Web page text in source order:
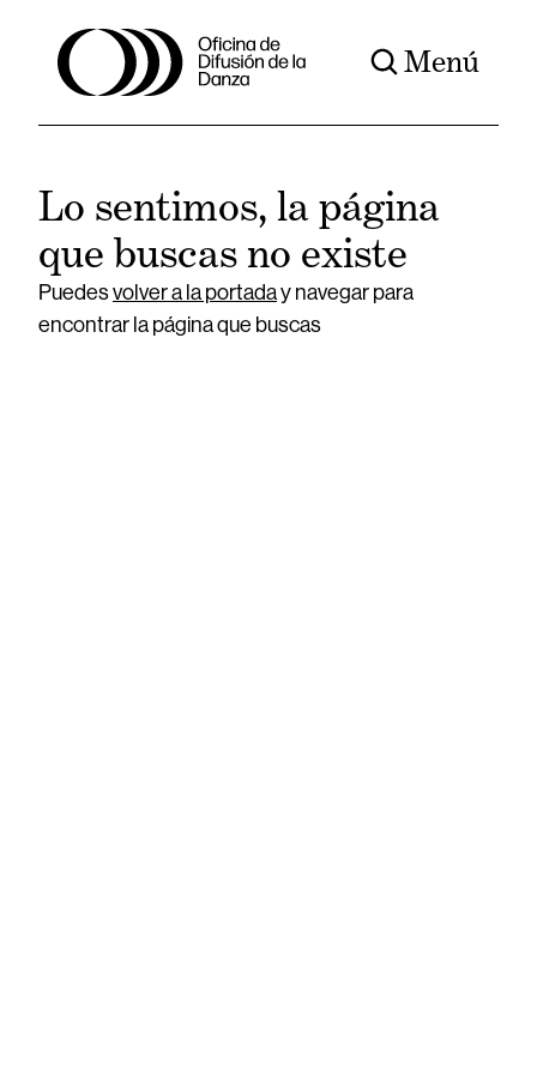
Menú
Lo sentimos, la página
que buscas no existe
Puedesvolver a la portaday navegar para
encontrar la página que buscas